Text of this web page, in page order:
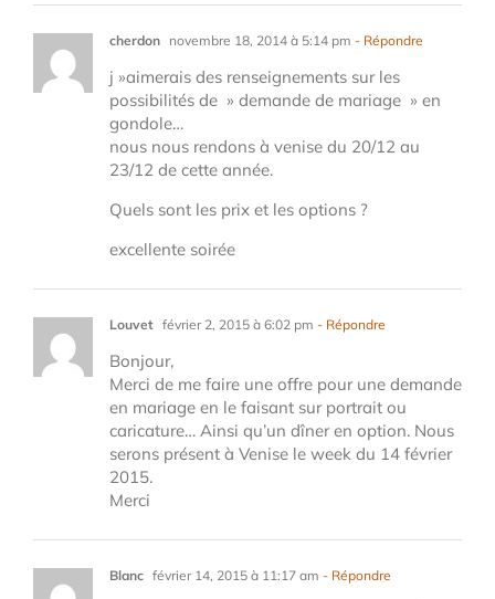
cherdon novembre 18, 2014 à 5:14 pm - Répondre
j »aimerais des renseignements sur les
possibilités de » demande de mariage » en
gondole…
nous nous rendons à venise du 20/12 au
23/12 de cette année.
Quels sont les prix et les options ?
excellente soirée
Louvet février 2, 2015 à 6:02 pm - Répondre
Bonjour,
Merci de me faire une offre pour une demande
en mariage en le faisant sur portrait ou
caricature… Ainsi qu’un dîner en option. Nous
serons présent à Venise le week du 14 février
2015.
Merci
Blanc février 14, 2015 à 11:17 am - Répondre